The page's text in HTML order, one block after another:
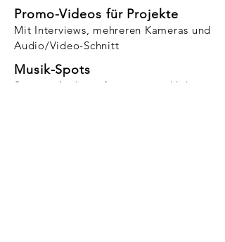
Promo-Videos für Projekte
Mit Interviews, mehreren Kameras und
Audio/Video-Schnitt
Musik-Spots
Separat Audio aufgenommen, Video